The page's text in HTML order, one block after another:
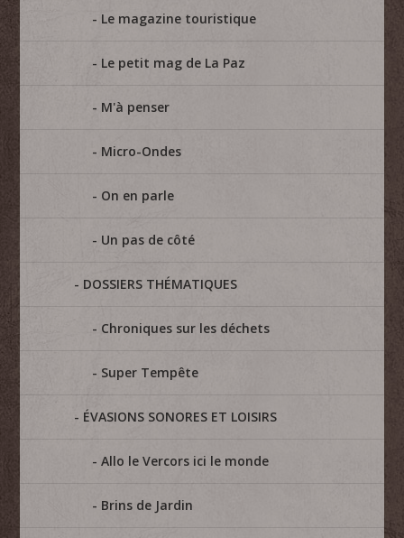
Le magazine touristique
Le petit mag de La Paz
M'à penser
Micro-Ondes
On en parle
Un pas de côté
DOSSIERS THÉMATIQUES
Chroniques sur les déchets
Super Tempête
ÉVASIONS SONORES ET LOISIRS
Allo le Vercors ici le monde
Brins de Jardin